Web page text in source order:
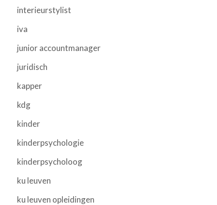
interieurstylist
iva
junior accountmanager
juridisch
kapper
kdg
kinder
kinderpsychologie
kinderpsycholoog
ku leuven
ku leuven opleidingen